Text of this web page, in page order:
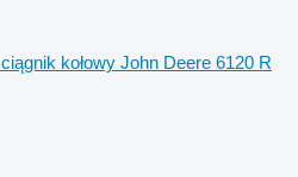
ciągnik kołowy John Deere 6120 R